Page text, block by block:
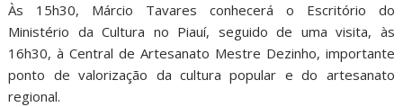
Às 15h30, Márcio Tavares conhecerá o Escritório do
Ministério da Cultura no Piauí, seguido de uma visita, às
16h30, à Central de Artesanato Mestre Dezinho, importante
ponto de valorização da cultura popular e do artesanato
regional.